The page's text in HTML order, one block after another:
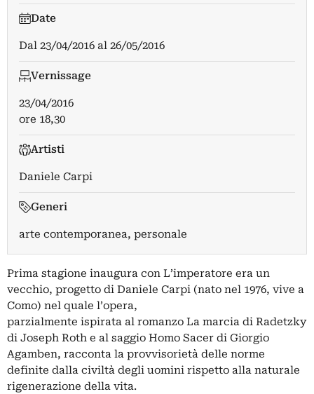
Date
Dal 23/04/2016 al 26/05/2016
Vernissage
23/04/2016
ore 18,30
Artisti
Daniele Carpi
Generi
arte contemporanea, personale
Prima stagione inaugura con L’imperatore era un
vecchio, progetto di Daniele Carpi (nato nel 1976, vive a
Como) nel quale l’opera,
parzialmente ispirata al romanzo La marcia di Radetzky
di Joseph Roth e al saggio Homo Sacer di Giorgio
Agamben, racconta la provvisorietà delle norme
definite dalla civiltà degli uomini rispetto alla naturale
rigenerazione della vita.